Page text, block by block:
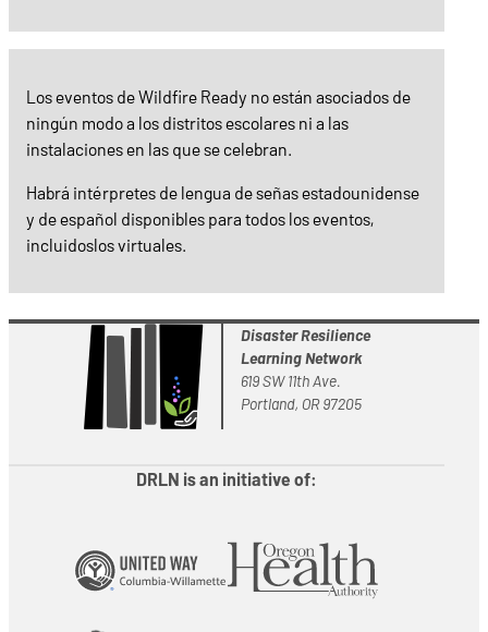
Los eventos de Wildfire Ready no están asociados de
ningún modo a los distritos escolares ni a las
instalaciones en las que se celebran.
Habrá intérpretes de lengua de señas estadounidense
y de español disponibles para todos los eventos,
incluidoslos virtuales.
Disaster Resilience
Learning Network
619 SW 11th Ave.
Portland, OR 97205
DRLN is an initiative of: